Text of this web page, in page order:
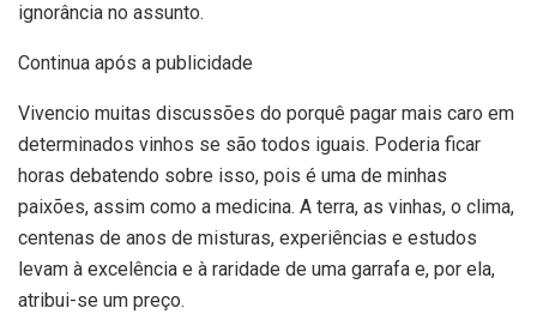
ignorância no assunto.
Continua após a publicidade
Vivencio muitas discussões do porquê pagar mais caro em
determinados vinhos se são todos iguais. Poderia ficar
horas debatendo sobre isso, pois é uma de minhas
paixões, assim como a medicina. A terra, as vinhas, o clima,
centenas de anos de misturas, experiências e estudos
levam à excelência e à raridade de uma garrafa e, por ela,
atribui-se um preço.